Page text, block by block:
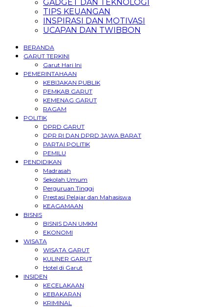
GADGET DAN TEKNOLOGI
TIPS KEUANGAN
INSPIRASI DAN MOTIVASI
UCAPAN DAN TWIBBON
BERANDA
GARUT TERKINI
Garut Hari Ini
PEMERINTAHAAN
KEBIJAKAN PUBLIK
PEMKAB GARUT
KEMENAG GARUT
RAGAM
POLITIK
DPRD GARUT
DPR RI DAN DPRD JAWA BARAT
PARTAI POLITIK
PEMILU
PENDIDIKAN
Madrasah
Sekolah Umum
Perguruan Tinggi
Prestasi Pelajar dan Mahasiswa
KEAGAMAAN
BISNIS
BISNIS DAN UMKM
EKONOMI
WISATA
WISATA GARUT
KULINER GARUT
Hotel di Garut
INSIDEN
KECELAKAAN
KEBAKARAN
KRIMINAL